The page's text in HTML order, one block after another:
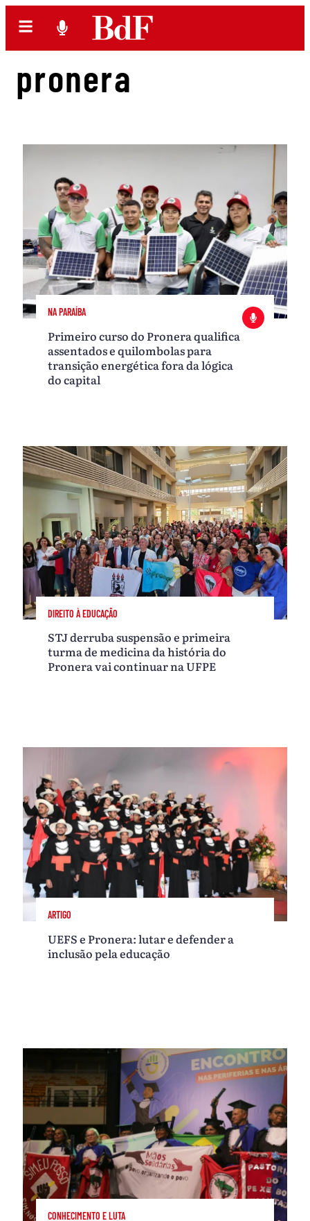
pronera
NA PARAÍBA
Primeiro curso do Pronera qualifica
assentados e quilombolas para
transição energética fora da lógica
do capital
DIREITO À EDUCAÇÃO
STJ derruba suspensão e primeira
turma de medicina da história do
Pronera vai continuar na UFPE
ARTIGO
UEFS e Pronera: lutar e defender a
inclusão pela educação
CONHECIMENTO E LUTA